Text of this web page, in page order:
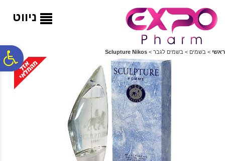
ניווט
ראשי > בשמים > בשמים לגבר >
Sclupture Nikos